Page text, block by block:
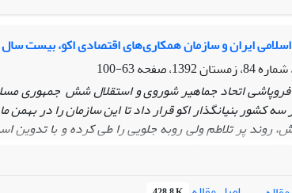
فواید اقتصادی خطوط لوله، باعث انزوای ژئوپلیتیک
روش تحقیق به‌صورت توصیفی ـ تحلیلی است.
ایران و سازمان همکاری‌های اقتصادی اکو، بیست
63-100
فروپاشی اتحاد جماهیر شوروی و استقلال شش جمهوری
روند پر تلاطم ولی رو‌به جلویی را طی کرده و با تدوین
و تنظیم موافقتنامه‌های مهم منطقه‌ای، چارچوب‌ها
عضو فراهم نموده است. اکو، تنها سازمان بین‌الدولی
و تعیین‌کننده ایران، برنامه‌های خود را به جلو می‌برد.